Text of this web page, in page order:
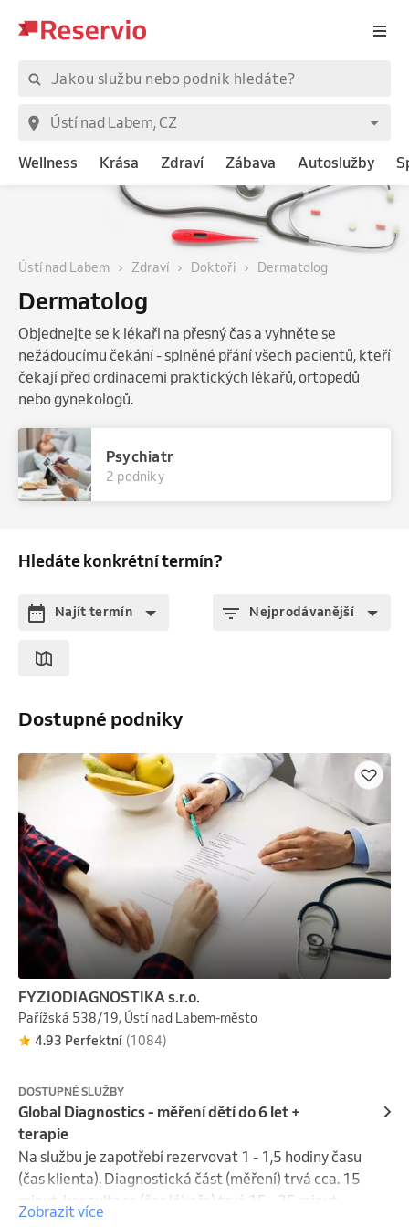
Wellness Krása Zdraví Zábava Autoslužby
Ústí nad Labem Zdraví Doktoři Dermatolog
Dermatolog
Objednejte se k lékaři na přesný čas a vyhněte se
nežádoucímu čekání - splněné přání všech pacientů, kteří
čekají před ordinacemi praktických lékařů, ortopedů
nebo gynekologů.
Psychiatr
2 podniky
Hledáte konkrétní termín?
Najít termín Nejprodávanější
Dostupné podniky
FYZIODIAGNOSTIKA s.r.o.
Pařížská 538/19, Ústí nad Labem-město
4.93 Perfektní (1084)
DOSTUPNÉ SLUŽBY
Global Diagnostics - měření dětí do 6 let +
terapie
Na službu je zapotřebí rezervovat 1 - 1,5 hodiny času
(čas klienta). Diagnostická část (měření) trvá cca. 15
minut, konzultace (čas lékaře) trvá 15 - 25 minut,
terapeutická část celkem 20 - 30 minut (GD -
Zobrazit více